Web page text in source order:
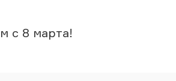
с 8 марта!